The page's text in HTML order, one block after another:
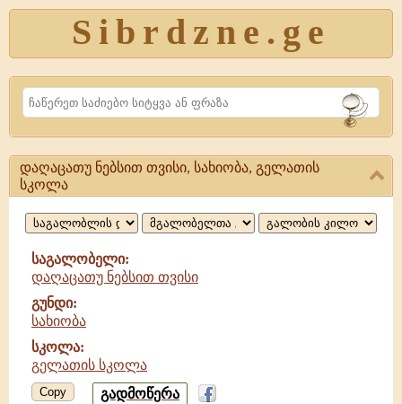
Sibrdzne.ge
Search
დაღაცათუ
ნებსით
სახიობა,
გელათის
სკოლა
დაღაცათუ ნებსით თვისი, სახიობა, გელათის
სკოლა
საგალობელი:
დაღაცათუ ნებსით თვისი
გუნდი:
სახიობა
სკოლა:
გელათის სკოლა
Copy გადმოწერა